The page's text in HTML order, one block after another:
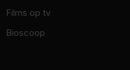
Films op tv
Bioscoop